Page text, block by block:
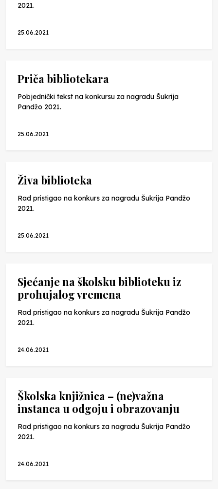
2021.
25.06.2021
Priča bibliotekara
Pobjednički tekst na konkursu za nagradu Šukrija
Pandžo 2021.
25.06.2021
Živa biblioteka
Rad pristigao na konkurs za nagradu Šukrija Pandžo
2021.
25.06.2021
Sjećanje na školsku biblioteku iz
prohujalog vremena
Rad pristigao na konkurs za nagradu Šukrija Pandžo
2021.
24.06.2021
Školska knjižnica – (ne)važna
instanca u odgoju i obrazovanju
Rad pristigao na konkurs za nagradu Šukrija Pandžo
2021.
24.06.2021